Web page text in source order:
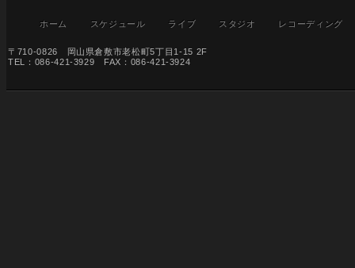
ホーム スケジュール ライブ スタジオ レコーディング
〒710-0826 岡山県倉敷市老松町5丁目1-15 2F
TEL：086-421-3929 FAX：086-421-3924